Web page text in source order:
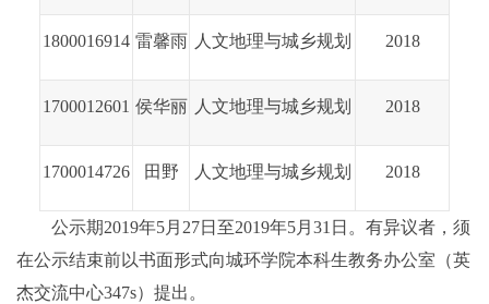
1800016914 雷馨雨 人文地理与城乡规划 2018
1700012601 侯华丽 人文地理与城乡规划 2018
1700014726 田野 人文地理与城乡规划 2018
公示期2019年5月27日至2019年5月31日。有异议者，须
在公示结束前以书面形式向城环学院本科生教务办公室（英
杰交流中心347s）提出。